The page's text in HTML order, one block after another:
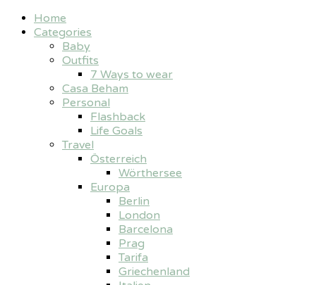
Home
Categories
Baby
Outfits
7 Ways to wear
Casa Beham
Personal
Flashback
Life Goals
Travel
Österreich
Wörthersee
Europa
Berlin
London
Barcelona
Prag
Tarifa
Griechenland